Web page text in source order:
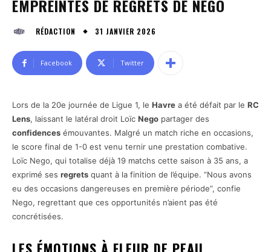
EMPREINTES DE REGRETS DE NEGO
RÉDACTION 31 JANVIER 2026
Facebook Twitter
Lors de la 20e journée de Ligue 1, le Havre a été défait par le RC
Lens, laissant le latéral droit Loïc Nego partager des
confidences émouvantes. Malgré un match riche en occasions,
le score final de 1-0 est venu ternir une prestation combative.
Loïc Nego, qui totalise déjà 19 matchs cette saison à 35 ans, a
exprimé ses regrets quant à la finition de l’équipe. “Nous avons
eu des occasions dangereuses en première période”, confie
Nego, regrettant que ces opportunités n’aient pas été
concrétisées.